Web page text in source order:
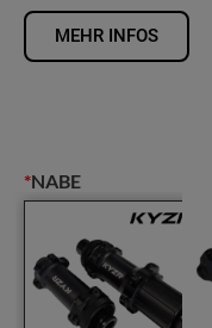
MEHR INFOS
*NABE
RC45
Carbon
Laufradsatz